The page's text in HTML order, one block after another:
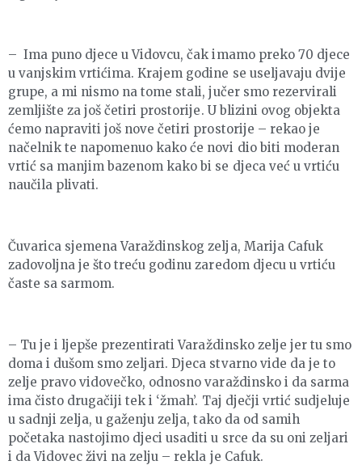
– Ima puno djece u Vidovcu, čak imamo preko 70 djece
u vanjskim vrtićima. Krajem godine se useljavaju dvije
grupe, a mi nismo na tome stali, jučer smo rezervirali
zemljište za još četiri prostorije. U blizini ovog objekta
ćemo napraviti još nove četiri prostorije – rekao je
načelnik te napomenuo kako će novi dio biti moderan
vrtić sa manjim bazenom kako bi se djeca već u vrtiću
naučila plivati.
Čuvarica sjemena Varaždinskog zelja, Marija Cafuk
zadovoljna je što treću godinu zaredom djecu u vrtiću
časte sa sarmom.
– Tu je i ljepše prezentirati Varaždinsko zelje jer tu smo
doma i dušom smo zeljari. Djeca stvarno vide da je to
zelje pravo vidovečko, odnosno varaždinsko i da sarma
ima čisto drugačiji tek i ‘žmah’. Taj dječji vrtić sudjeluje
u sadnji zelja, u gaženju zelja, tako da od samih
početaka nastojimo djeci usaditi u srce da su oni zeljari
i da Vidovec živi na zelju – rekla je Cafuk.